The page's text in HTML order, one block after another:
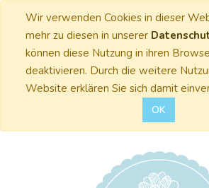
Wir verwenden Cookies in dieser
mehr zu diesen in unserer
können diese Nutzung in ihren
deaktivieren. Durch die weitere
Website erklären Sie sich damit
OK